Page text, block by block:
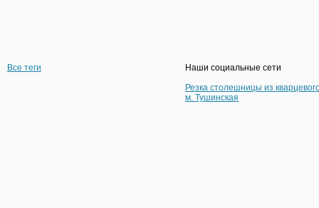
Все теги
Наши социальные сети
Резка столешницы из
м. Тушинская